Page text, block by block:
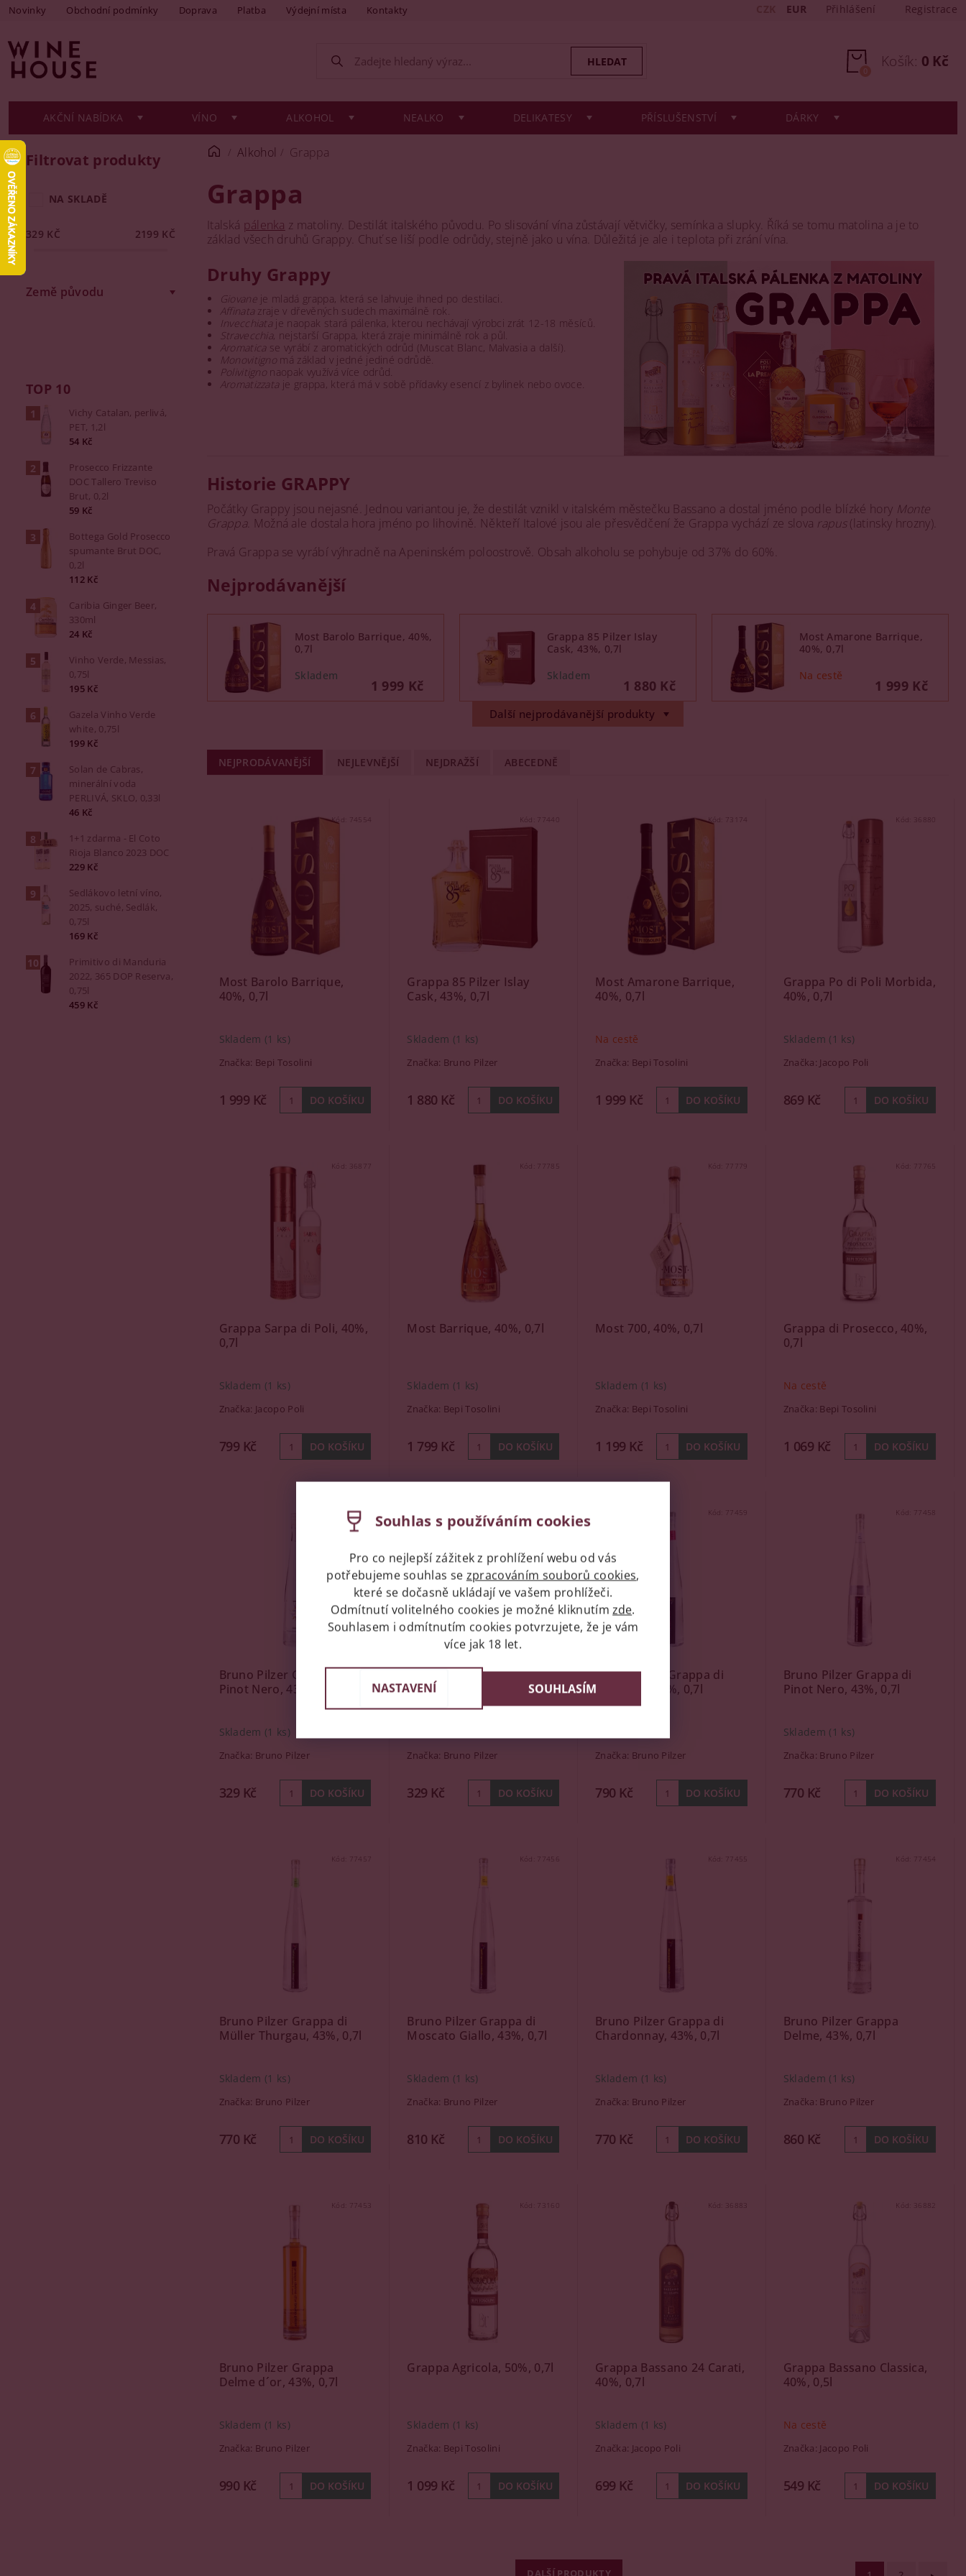
Novinky Obchodní podmínky Doprava Platba Výdejní místa Kontakty EUR Přihlášení Registrace
Košík: 0 Kč
0
AKČNÍ NABÍDKA VÍNO ALKOHOL NEALKO DELIKATESY PŘÍSLUŠENSTVÍ DÁRKY
Filtrovat produkty
NA SKLADĚ
329 KČ 2199 KČ
Země původu
TOP 10
Vichy Catalan, perlivá,
PET, 1,2l
54 Kč
Prosecco Frizzante
DOC Tallero Treviso
Brut, 0,2l
59 Kč
Bottega Gold Prosecco
spumante Brut DOC,
0,2l
112 Kč
Caribia Ginger Beer,
330ml
24 Kč
Vinho Verde, Messias,
0,75l
195 Kč
Gazela Vinho Verde
white, 0,75l
199 Kč
Solan de Cabras,
minerální voda
PERLIVÁ, SKLO, 0,33l
46 Kč
1+1 zdarma - El Coto
Rioja Blanco 2023 DOC
229 Kč
Sedlákovo letní víno,
2025, suché, Sedlák,
0,75l
169 Kč
Primitivo di Manduria
2022, 365 DOP Reserva,
0,75l
459 Kč
Alkohol Grappa
Grappa
Italská pálenka z matoliny. Destilát italského původu. Po slisování vína zůstávají větvičky, semínka a slupky. Říká se tomu matolina a je to
základ všech druhů Grappy. Chuť se liší podle odrůdy, stejně jako u vína. Důležitá je ale i teplota při zrání vína.
Druhy Grappy
Giovane je mladá grappa, která se lahvuje ihned po destilaci.
Affinata zraje v dřevěných sudech maximálně rok.
Invecchiata je naopak stará pálenka, kterou nechávají výrobci zrát 12-18 měsíců.
Stravecchia, nejstarší Grappa, která zraje minimálně rok a půl.
Aromatica se vyrábí z aromatických odrůd (Muscat Blanc, Malvasia a další).
Monovitigno má základ v jedné jediné odrůdě.
Polivitigno naopak využívá více odrůd.
Aromatizzata je grappa, která má v sobě přídavky esencí z bylinek nebo ovoce.
Historie GRAPPY
Počátky Grappy jsou nejasné. Jednou variantou je, že destilát vznikl v italském městečku Bassano a dostal jméno podle blízké hory Monte
Grappa. Možná ale dostala hora jméno po lihovině. Někteří Italové jsou ale přesvědčení že Grappa vychází ze slova rapus (latinsky hrozny).
Pravá Grappa se vyrábí výhradně na Apeninském poloostrově. Obsah alkoholu se pohybuje od 37% do 60%.
Nejprodávanější
Most Barolo Barrique, 40%,
0,7l
1 999 Kč
Grappa 85 Pilzer Islay
Cask, 43%, 0,7l
1 880 Kč
Most Amarone Barrique,
40%, 0,7l
1 999 Kč
Další nejprodávanější produkty
NEJPRODÁVANĚJŠÍ NEJLEVNĚJŠÍ NEJDRAŽŠÍ ABECEDNĚ
Kód: 74554
Most Barolo Barrique,
40%, 0,7l
Skladem (1 ks)
Značka: Bepi Tosolini
1 999 Kč
Kód: 77440
Grappa 85 Pilzer Islay
Cask, 43%, 0,7l
Skladem (1 ks)
Značka: Bruno Pilzer
1 880 Kč
Kód: 73174
Most Amarone Barrique,
40%, 0,7l
Na cestě
Značka: Bepi Tosolini
1 999 Kč
Kód:
Grappa Po di Poli Morbida,
40%, 0,7l
Skladem (1 ks)
Značka: Jacopo Poli
869 Kč
Kód: 36877
Grappa Sarpa di Poli, 40%,
0,7l
Skladem (1 ks)
Značka: Jacopo Poli
799 Kč
Kód: 77785
Most Barrique, 40%, 0,7l
Skladem (1 ks)
Značka: Bepi Tosolini
1 799 Kč
Kód: 77779
Most 700, 40%, 0,7l
Skladem (1 ks)
Značka: Bepi Tosolini
1 199 Kč
Kód: 77765
Grappa di Prosecco, 40%,
0,7l
Na cestě
Značka: Bepi Tosolini
1 069 Kč
Kód:77465
Bruno Pilzer Grappa di
Pinot Nero, 43%, 0,2l
Skladem (1 ks)
Značka: Bruno Pilzer
329 Kč
Bruno Pilzer Grappa di
Moscato Giallo, 43%, 0,2l
Značka: Bruno Pilzer
329 Kč
Kód: 77459
Bruno Pilzer Grappa di
Traminer, 43%, 0,7l
Značka: Bruno Pilzer
790 Kč
Kód: 77458
Bruno Pilzer Grappa di
Pinot Nero, 43%, 0,7l
Skladem (1 ks)
Značka: Bruno Pilzer
770 Kč
Kód: 77457
Bruno Pilzer Grappa di
Müller Thurgau, 43%, 0,7l
Skladem (1 ks)
Značka: Bruno Pilzer
770 Kč
Kód: 77456
Bruno Pilzer Grappa di
Moscato Giallo, 43%, 0,7l
Skladem (1 ks)
Značka: Bruno Pilzer
810 Kč
Kód: 77455
Bruno Pilzer Grappa di
Chardonnay, 43%, 0,7l
Skladem (1 ks)
Značka: Bruno Pilzer
770 Kč
Kód: 77454
Bruno Pilzer Grappa
Delme, 43%, 0,7l
Skladem (1 ks)
Značka: Bruno Pilzer
860 Kč
Kód: 77453
Bruno Pilzer Grappa
Delme d´or, 43%, 0,7l
Skladem (1 ks)
Značka: Bruno Pilzer
990 Kč
Kód: 73160
Grappa Agricola, 50%, 0,7l
Skladem (1 ks)
Značka: Bepi Tosolini
1 099 Kč
Kód:
Grappa Bassano 24 Carati,
40%, 0,7l
Skladem (1 ks)
Značka: Jacopo Poli
699 Kč
Kód: 36882
Grappa Bassano Classica,
40%, 0,5l
Na cestě
Značka: Jacopo Poli
549 Kč
DALŠÍ PRODUKTY
Souhlas s používáním cookies
Pro co nejlepší zážitek z prohlížení webu od vás
potřebujeme souhlas se zpracováním souborů cookies,
které se dočasně ukládají ve vašem prohlížeči.
Odmítnutí volitelného cookies je možné kliknutímzde.
Souhlasem i odmítnutím cookies potvrzujete, že je vám
více jak 18 let.
NASTAVENÍ SOUHLASÍM